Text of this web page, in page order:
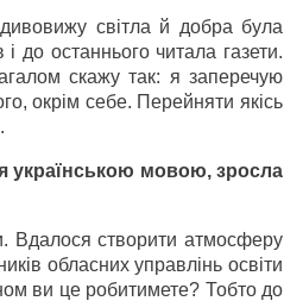
світла й добра була
останнього читала газети.
скажу так: я заперечую
окрім себе. Перейняти якісь
українською мовою, зросла
Вдалося створити атмосферу
обласних управлінь освіти
ви це робитимете? Тобто до